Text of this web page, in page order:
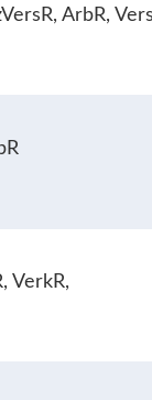
ArbR,
VerkR,